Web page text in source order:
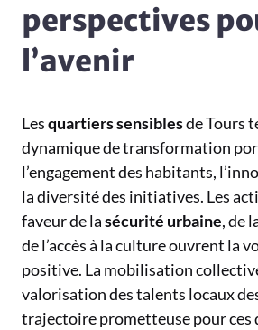
perspectives
l’avenir
Lesquartiers sensiblesde Tours
dynamique de transformation
l’engagement des habitants,
la diversité des initiatives. Les
faveur de lasécurité urbaine, de
de l’accès à la culture ouvrent la
positive. La mobilisation
valorisation des talents locaux
trajectoire prometteuse pour ces